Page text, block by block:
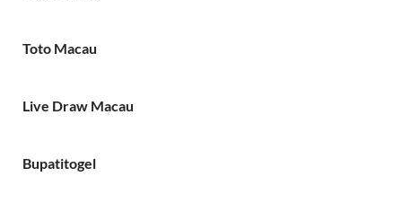
Toto Macau
Live Draw Macau
Bupatitogel